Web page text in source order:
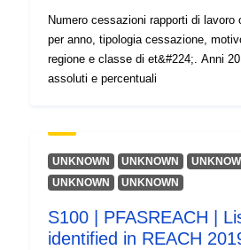
uriRef:
http://
ea61-
Časová
pravidelnosť:
Numero cessazioni rapporti di lavoro
per anno, tipologia cessazione,
regione e classe di et&#224;. Anni
assoluti e percentuali
UNKNOWN UNKNOWN
UNKNOWN
UNKNOWN
S100 | PFASREACH |
identified in REACH